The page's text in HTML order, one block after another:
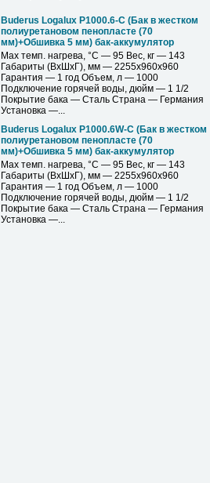
Buderus Logalux P1000.6-C (Бак в жестком
полиуретановом пенопласте (70
мм)+Обшивка 5 мм) бак-аккумулятор
Max темп. нагрева, °С — 95 Вес, кг — 143
Габариты (ВхШхГ), мм — 2255х960х960
Гарантия — 1 год Объем, л — 1000
Подключение горячей воды, дюйм — 1 1/2
Покрытие бака — Сталь Страна — Германия
Установка —...
Buderus Logalux P1000.6W-C (Бак в жестком
полиуретановом пенопласте (70
мм)+Обшивка 5 мм) бак-аккумулятор
Max темп. нагрева, °С — 95 Вес, кг — 143
Габариты (ВхШхГ), мм — 2255х960х960
Гарантия — 1 год Объем, л — 1000
Подключение горячей воды, дюйм — 1 1/2
Покрытие бака — Сталь Страна — Германия
Установка —...